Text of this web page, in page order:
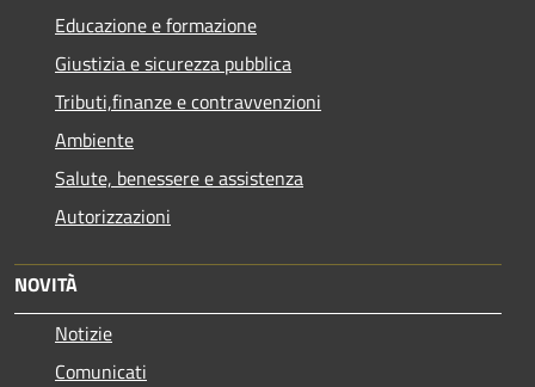
Educazione e formazione
Giustizia e sicurezza pubblica
Tributi,finanze e contravvenzioni
Ambiente
Salute, benessere e assistenza
Autorizzazioni
NOVITÀ
Notizie
Comunicati